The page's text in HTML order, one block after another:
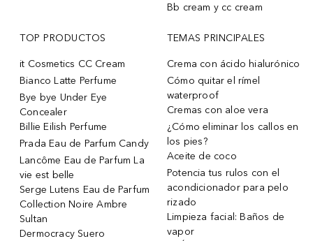
Bb cream y cc cream
TOP PRODUCTOS
it Cosmetics CC Cream
Bianco Latte Perfume
Bye bye Under Eye
Concealer
Billie Eilish Perfume
Prada Eau de Parfum Candy
Lancôme Eau de Parfum La
vie est belle
Serge Lutens Eau de Parfum
Collection Noire Ambre
Sultan
Dermocracy Suero
TEMAS PRINCIPALES
Crema con ácido hialurónico
Cómo quitar el rímel
waterproof
Cremas con aloe vera
¿Cómo eliminar los callos en
los pies?
Aceite de coco
Potencia tus rulos con el
acondicionador para pelo
rizado
Limpieza facial: Baños de
vapor